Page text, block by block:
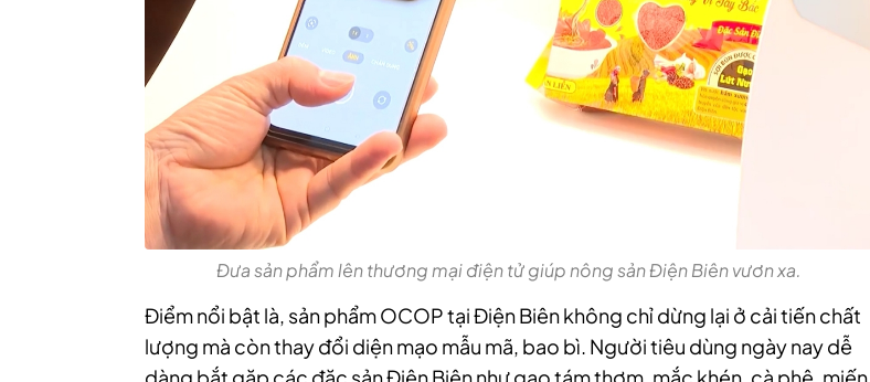
Đưa sản phẩm lên thương mại điện tử giúp nông sản Điện Biên vươn xa.
Điểm nổi bật là, sản phẩm OCOP tại Điện Biên không chỉ dừng lại ở cải tiến chất
lượng mà còn thay đổi diện mạo mẫu mã, bao bì. Người tiêu dùng ngày nay dễ